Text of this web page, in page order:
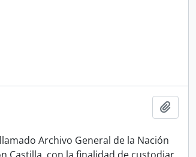
Archivo General de la Nación